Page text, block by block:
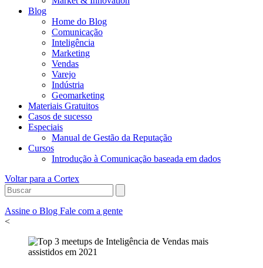
Blog
Home do Blog
Comunicação
Inteligência
Marketing
Vendas
Varejo
Indústria
Geomarketing
Materiais Gratuitos
Casos de sucesso
Especiais
Manual de Gestão da Reputação
Cursos
Introdução à Comunicação baseada em dados
Voltar para a Cortex
Assine o Blog Fale com a gente
<